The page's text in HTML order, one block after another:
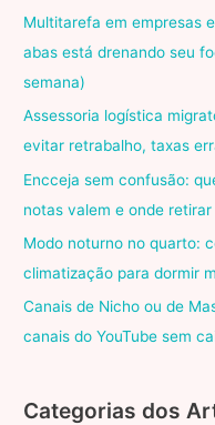
Multitarefa em empresas
abas está drenando seu
semana)
Assessoria logística
evitar retrabalho, taxas
Encceja sem confusão:
notas valem e onde
Modo noturno no quarto:
climatização para dormir
Canais de Nicho ou de
canais do YouTube sem
Categorias dos